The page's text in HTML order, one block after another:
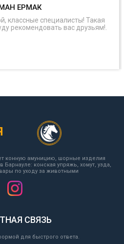
ЕРМАК
классные специалисты! Такая
рекомендовать вас друзьям!.
конную амуницию, шорные изделия
Барнауле: конская упряжь, хомут, узда,
по уходу за животными
СВЯЗЬ
для быстрого ответа.